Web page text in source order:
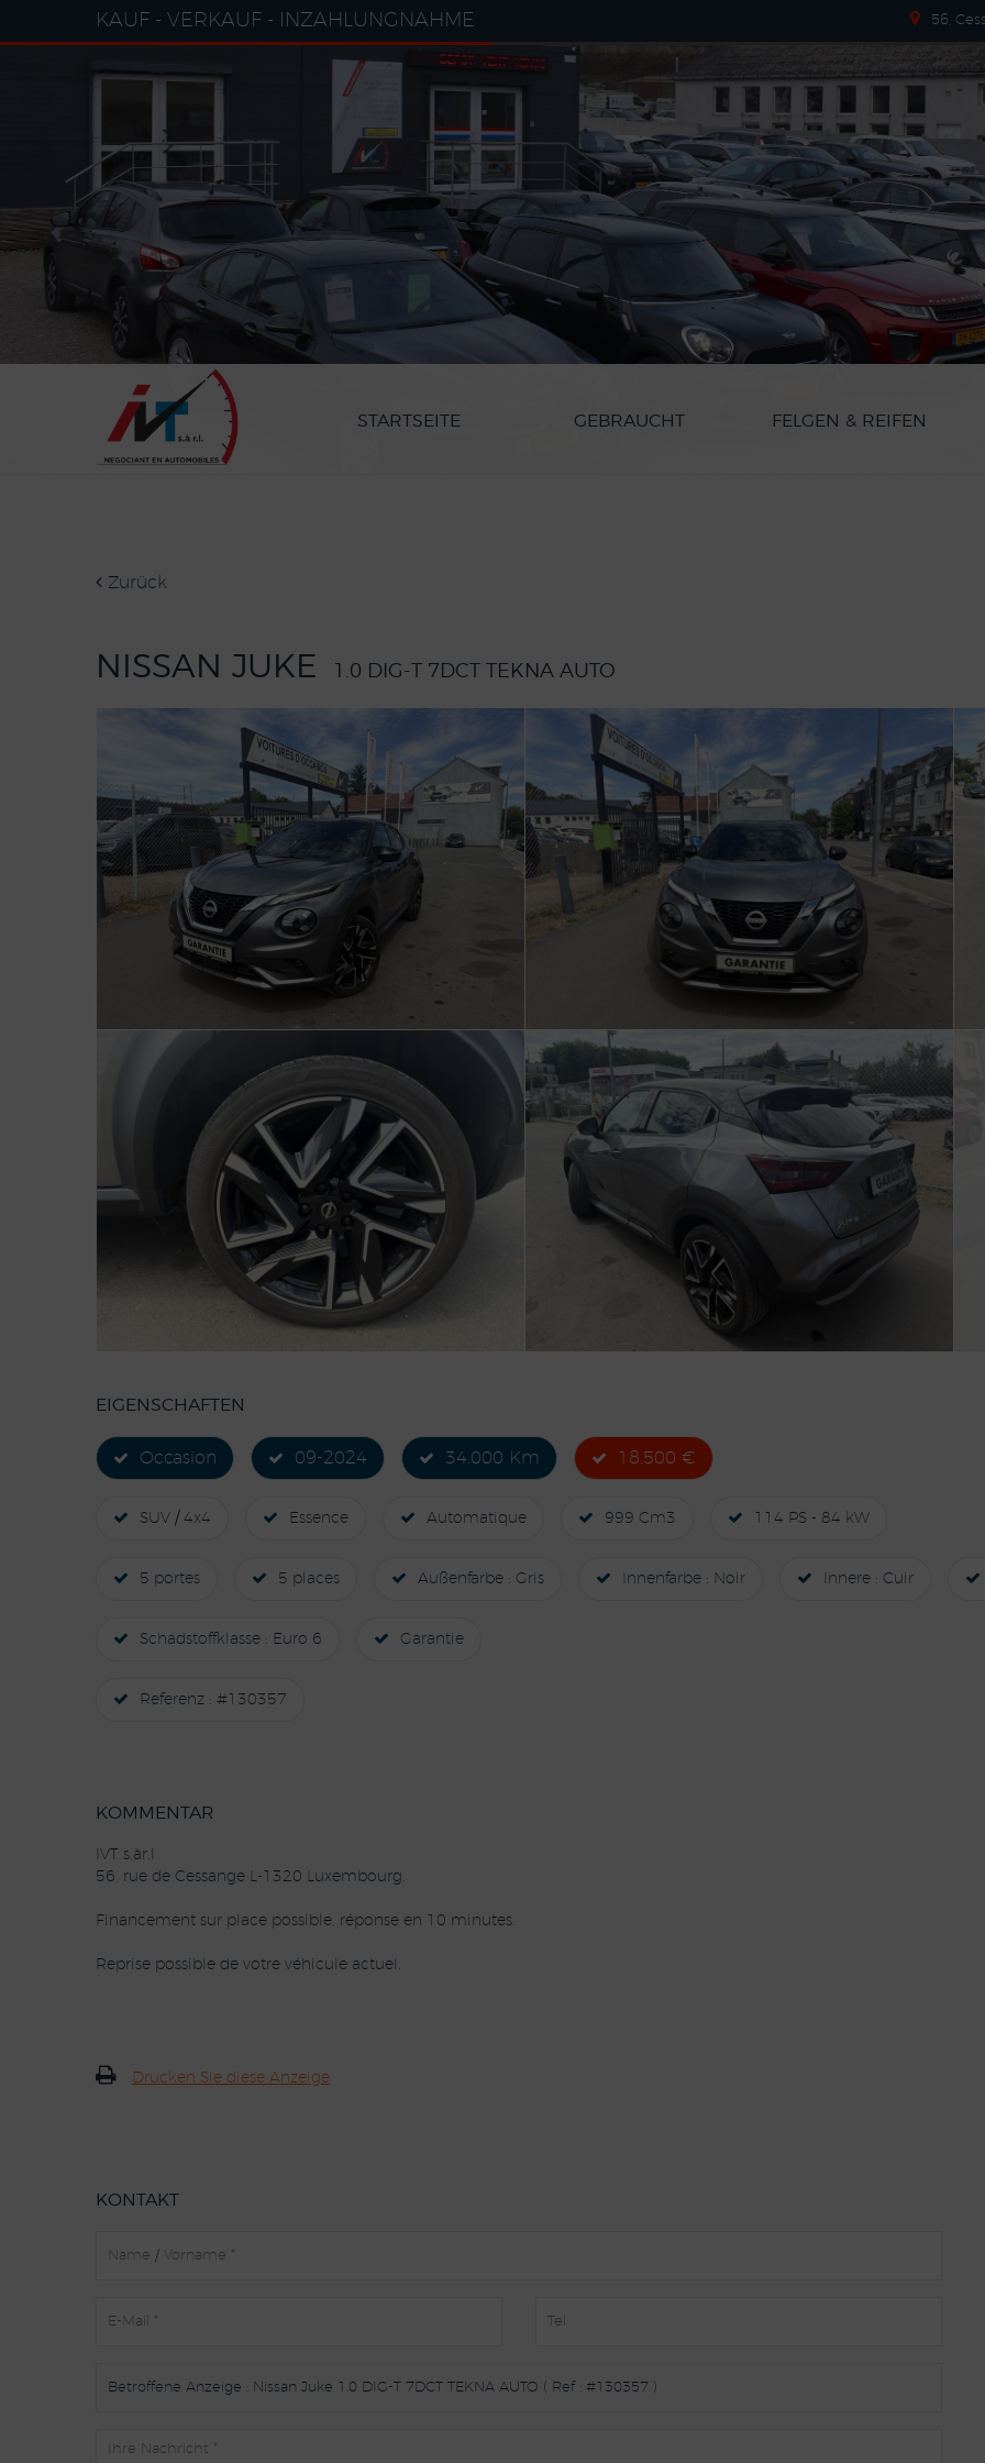
KAUF - VERKAUF - INZAHLUNGNAHME 56,
STARTSEITE GEBRAUCHT FELGEN & REIFEN
Zurück
NISSAN JUKE 1.0 DIG-T 7DCT TEKNA AUTO
EIGENSCHAFTEN
Occasion 09-2024 34.000 Km 18.500 €
SUV / 4x4 Essence Automatique 999 Cm3 114 PS - 84 kW
5 portes 5 places Außenfarbe : Gris Innenfarbe : Noir Innere : Cuir
Schadstoffklasse : Euro 6 Garantie
Referenz : #130357
KOMMENTAR
IVT s.àr.l
56, rue de Cessange L-1320 Luxembourg.
Financement sur place possible, réponse en 10 minutes.
Reprise possible de votre véhicule actuel.
Drucken Sie diese Anzeige
KONTAKT
Cookie-Einstellungen